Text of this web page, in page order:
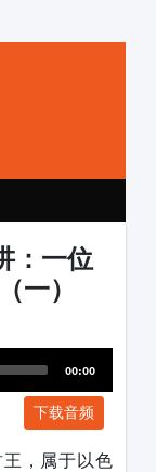
：一位
一）
00:00
下载音频
，属于以色